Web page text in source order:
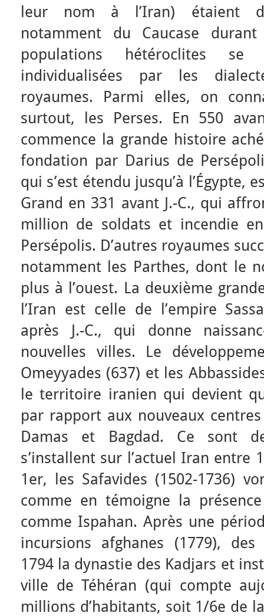
leur nom à l’Iran) étaient
notamment du Caucase
populations hétéroclites se
individualisées par les
royaumes. Parmi elles, on
surtout, les Perses. En 550
commence la grande histoire
fondation par Darius de
qui s’est étendu jusqu’à l’Égypte,
Grand en 331 avant J.-C., qui
million de soldats et incendie
Persépolis. D’autres royaumes
notamment les Parthes, dont le
plus à l’ouest. La deuxième
l’Iran est celle de l’empire
après J.-C., qui donne
nouvelles villes. Le
Omeyyades (637) et les
le territoire iranien qui devient
par rapport aux nouveaux
Damas et Bagdad. Ce sont
s’installent sur l’actuel Iran entre
1er, les Safavides (1502-1736)
comme en témoigne la
comme Ispahan. Après une
incursions afghanes (1779),
1794 la dynastie des Kadjars et
ville de Téhéran (qui compte
millions d’habitants, soit 1/6e de